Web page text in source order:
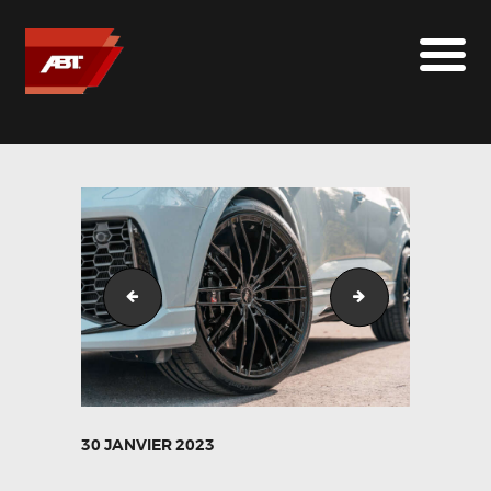
ABT SPORTSLINE FRANCE
MARQUES
LE SUR-MESURE
ABT
CONTACT
Audi_RSQ3_Kumulusblau_HR21-1
30 JANVIER 2023